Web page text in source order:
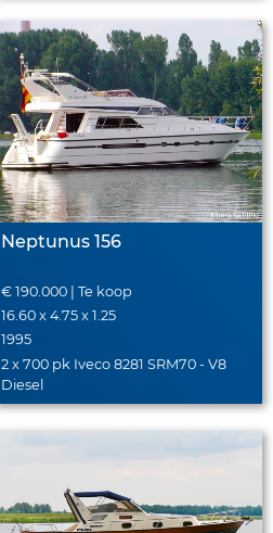
Neptunus 156
€ 190.000 | Te koop
16.60 x 4.75 x 1.25
1995
2 x 700 pk Iveco 8281 SRM70 - V8
Diesel